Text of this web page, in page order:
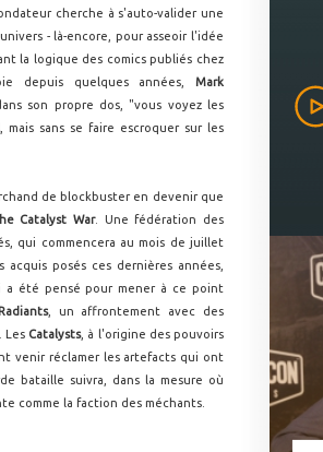
cherche à s'auto-valider une
- là-encore, pour asseoir l'idée
la logique des comics publiés chez
depuis quelques années, Mark
son propre dos, "vous voyez les
, mais sans se faire escroquer sur les
de blockbuster en devenir que
Catalyst War. Une fédération des
qui commencera au mois de juillet
acquis posés ces dernières années,
été pensé pour mener à ce point
Radiants, un affrontement avec des
Les Catalysts, à l'origine des pouvoirs
venir réclamer les artefacts qui ont
bataille suivra, dans la mesure où
comme la faction des méchants.